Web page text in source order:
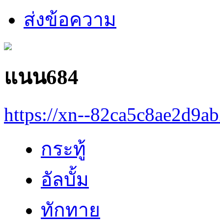
ส่งข้อความ
แนน684
https://xn--
กระทู้
อัลบั้ม
ทักทาย